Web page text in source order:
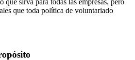
sirva para todas las empresas, pero
que toda política de voluntariado